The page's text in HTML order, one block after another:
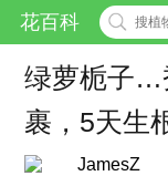
花百科
绿萝栀子…
裹，5天生
JamesZ